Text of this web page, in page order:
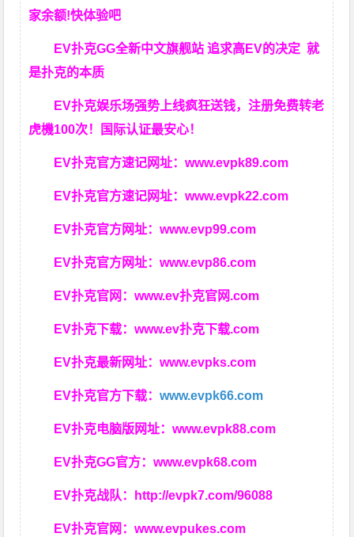
家余额!快体验吧
EV扑克GG全新中文旗舰站 追求高EV的决定就
是扑克的本质
EV扑克娱乐场强势上线疯狂送钱，注册免费转老
虎機100次！国际认证最安心！
EV扑克官方速记网址：www.evpk89.com
EV扑克官方速记网址：www.evpk22.com
EV扑克官方网址：www.evp99.com
EV扑克官方网址：www.evp86.com
EV扑克官网：www.ev扑克官网.com
EV扑克下载：www.ev扑克下载.com
EV扑克最新网址：www.evpks.com
EV扑克官方下载：www.evpk66.com
EV扑克电脑版网址：www.evpk88.com
EV扑克GG官方：www.evpk68.com
EV扑克战队： http://evpk7.com/96088
EV扑克官网：www.evpukes.com